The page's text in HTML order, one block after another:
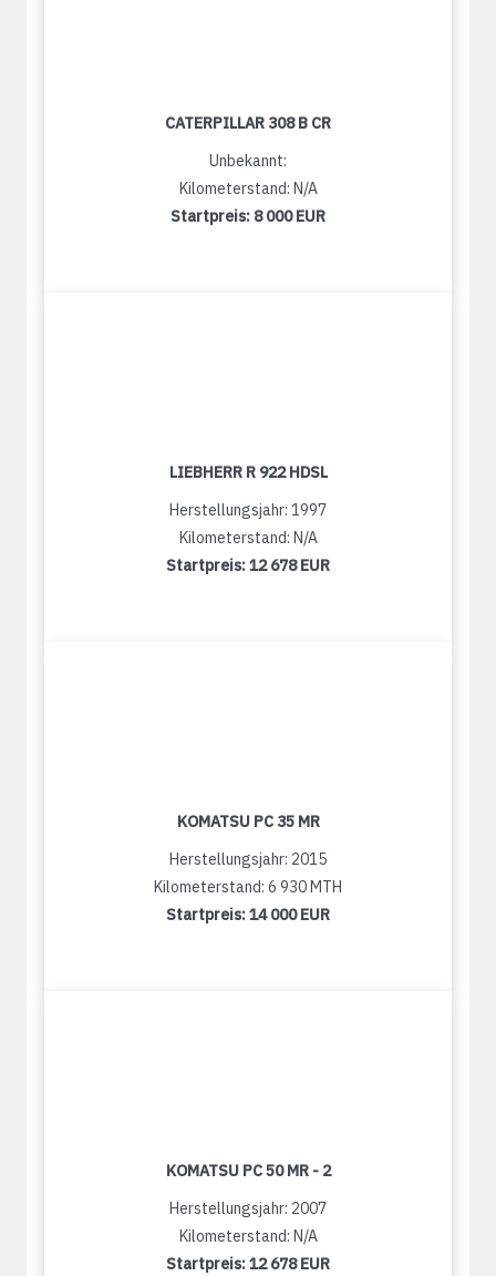
CATERPILLAR 308 B CR
Unbekannt:
Kilometerstand: N/A
Startpreis: 8 000 EUR
LIEBHERR R 922 HDSL
Herstellungsjahr: 1997
Kilometerstand: N/A
Startpreis:12 678 EUR
KOMATSU PC 35 MR
Herstellungsjahr: 2015
Kilometerstand: 6 930 MTH
Startpreis:14 000 EUR
KOMATSU PC 50 MR - 2
Herstellungsjahr: 2007
Kilometerstand: N/A
Startpreis:12 678 EUR